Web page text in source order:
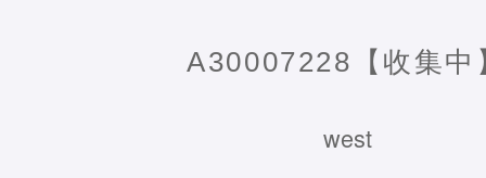
A30007228【收集中
west